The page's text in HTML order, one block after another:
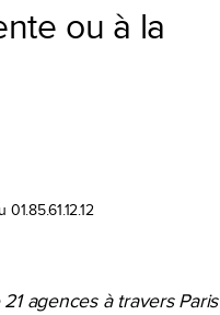
ou à la
01.85.61.12.12
agences à travers Paris